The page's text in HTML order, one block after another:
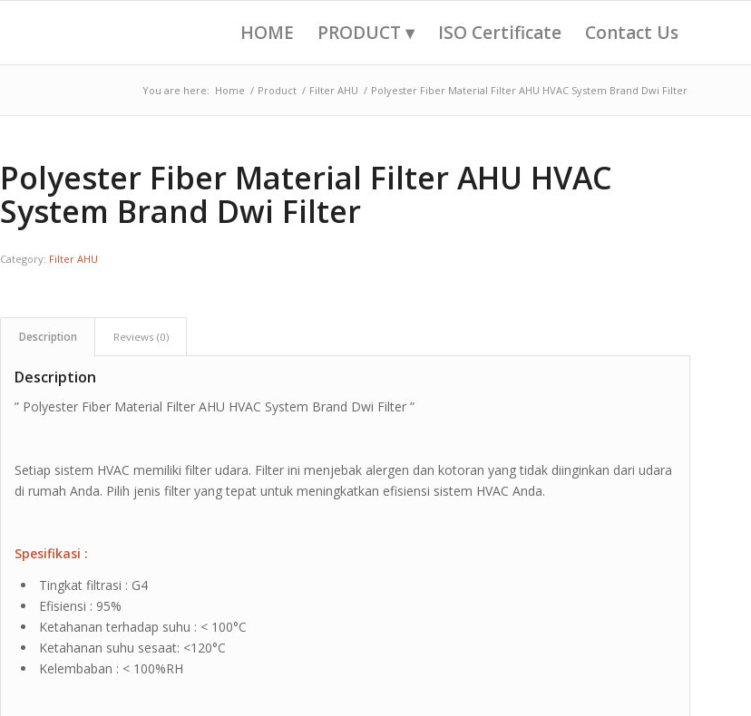
HOME PRODUCT ▾ ISO Certificate Contact Us
You are here: Home / Product / Filter AHU / Polyester Fiber Material Filter AHU HVAC System Brand Dwi Filter
Polyester Fiber Material Filter AHU HVAC
System Brand Dwi Filter
Category: Filter AHU
Description Reviews (0)
Description
” Polyester Fiber Material Filter AHU HVAC System Brand Dwi Filter ”
Setiap sistem HVAC memiliki filter udara. Filter ini menjebak alergen dan kotoran yang tidak diinginkan dari udara
di rumah Anda. Pilih jenis filter yang tepat untuk meningkatkan efisiensi sistem HVAC Anda.
Spesifikasi :
Tingkat filtrasi : G4
Efisiensi : 95%
Ketahanan terhadap suhu : < 100°C
Ketahanan suhu sesaat: <120°C
Kelembaban : < 100%RH